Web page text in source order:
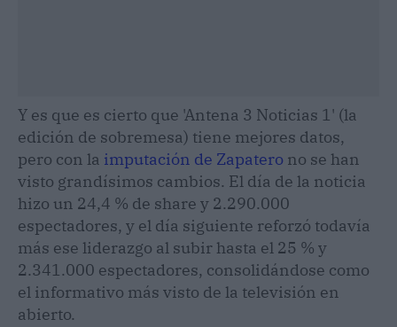
Y es que es cierto que 'Antena 3 Noticias 1' (la
edición de sobremesa) tiene mejores datos,
pero con la imputación de Zapatero no se han
visto grandísimos cambios. El día de la noticia
hizo un 24,4 % de share y 2.290.000
espectadores, y el día siguiente reforzó todavía
más ese liderazgo al subir hasta el 25 % y
2.341.000 espectadores, consolidándose como
el informativo más visto de la televisión en
abierto.